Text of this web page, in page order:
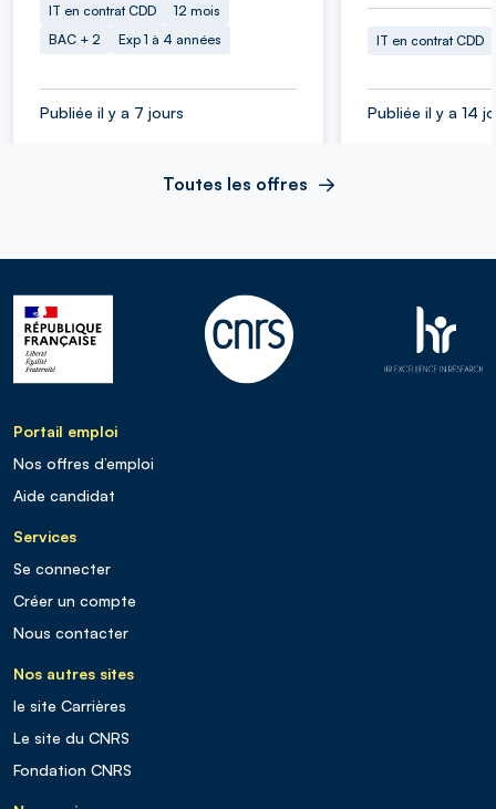
IT en contrat CDD
12 mois
BAC + 2
Exp 1 à 4 années
Publiée il y a 7 jours
IT en contrat CDD
Publiée il y a 14
Toutes les offres
Portail emploi
Nos offres d’emploi
Aide candidat
Services
Se connecter
Créer un compte
Nous contacter
Nos autres sites
le site Carrières
Le site du CNRS
Fondation CNRS